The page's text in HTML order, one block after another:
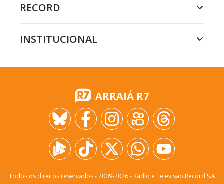
RECORD
INSTITUCIONAL
ARRAIÁ R7
Todos os direitos reservados - 2009-2026- Rádio e Televisão Record S.A